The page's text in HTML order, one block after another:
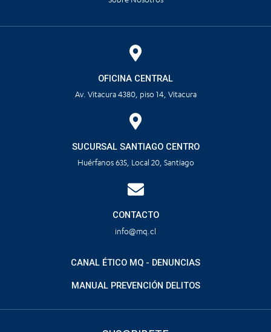
OFICINA CENTRAL
Av. Vitacura 4380, piso 14, Vitacura
SUCURSAL SANTIAGO CENTRO
Huérfanos 635, Local 20, Santiago
CONTACTO
info@mq.cl
CANAL ÉTICO MQ - DENUNCIAS
MANUAL PREVENCIÓN DELITOS